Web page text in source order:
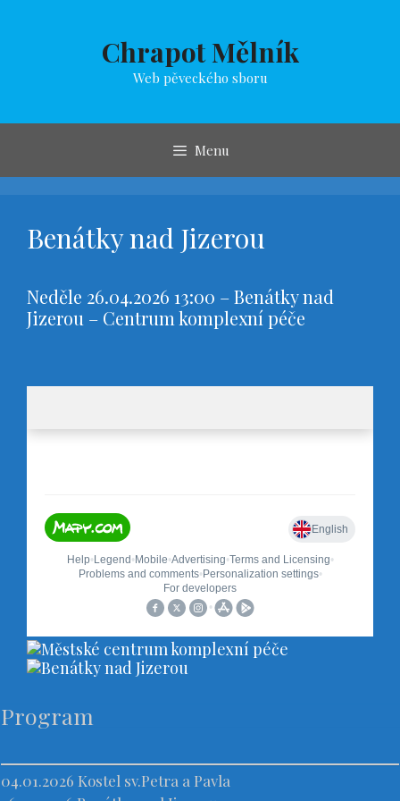
Chrapot Mělník
Web pěveckého sboru
Menu
Benátky nad Jizerou
Neděle 26.04.2026 13:00 – Benátky nad
Jizerou – Centrum komplexní péče
Program
04.01.2026 Kostel sv.Petra a Pavla